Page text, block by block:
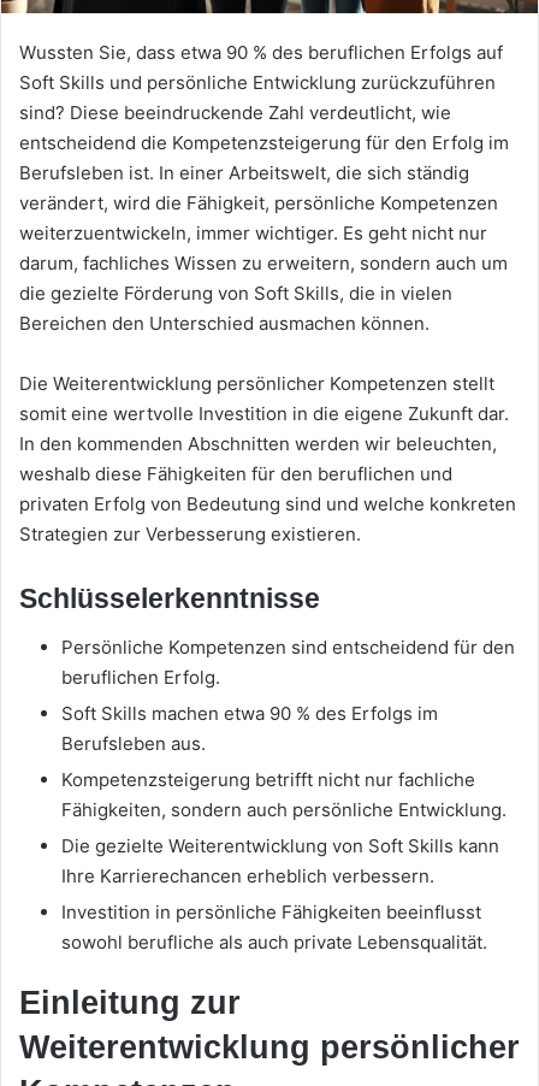
Wussten Sie, dass etwa 90 % des beruflichen Erfolgs auf
Soft Skills und persönliche Entwicklung zurückzuführen
sind? Diese beeindruckende Zahl verdeutlicht, wie
entscheidend die Kompetenzsteigerung für den Erfolg im
Berufsleben ist. In einer Arbeitswelt, die sich ständig
verändert, wird die Fähigkeit, persönliche Kompetenzen
weiterzuentwickeln, immer wichtiger. Es geht nicht nur
darum, fachliches Wissen zu erweitern, sondern auch um
die gezielte Förderung von Soft Skills, die in vielen
Bereichen den Unterschied ausmachen können.
Die Weiterentwicklung persönlicher Kompetenzen stellt
somit eine wertvolle Investition in die eigene Zukunft dar.
In den kommenden Abschnitten werden wir beleuchten,
weshalb diese Fähigkeiten für den beruflichen und
privaten Erfolg von Bedeutung sind und welche konkreten
Strategien zur Verbesserung existieren.
Schlüsselerkenntnisse
Persönliche Kompetenzen sind entscheidend für den
beruflichen Erfolg.
Soft Skills machen etwa 90 % des Erfolgs im
Berufsleben aus.
Kompetenzsteigerung betrifft nicht nur fachliche
Fähigkeiten, sondern auch persönliche Entwicklung.
Die gezielte Weiterentwicklung von Soft Skills kann
Ihre Karrierechancen erheblich verbessern.
Investition in persönliche Fähigkeiten beeinflusst
sowohl berufliche als auch private Lebensqualität.
Einleitung zur
Weiterentwicklung persönlicher